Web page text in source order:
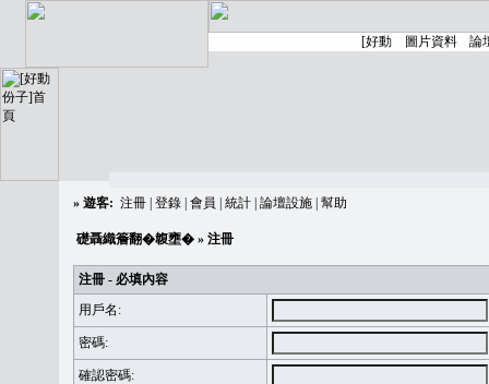
» 遊客: 注冊 登錄 會員 統計 論壇設施 幫助
礎聶織簷翻�䪖壅� » 注冊
注冊 - 必填內容
用戶名:
密碼:
確認密碼: